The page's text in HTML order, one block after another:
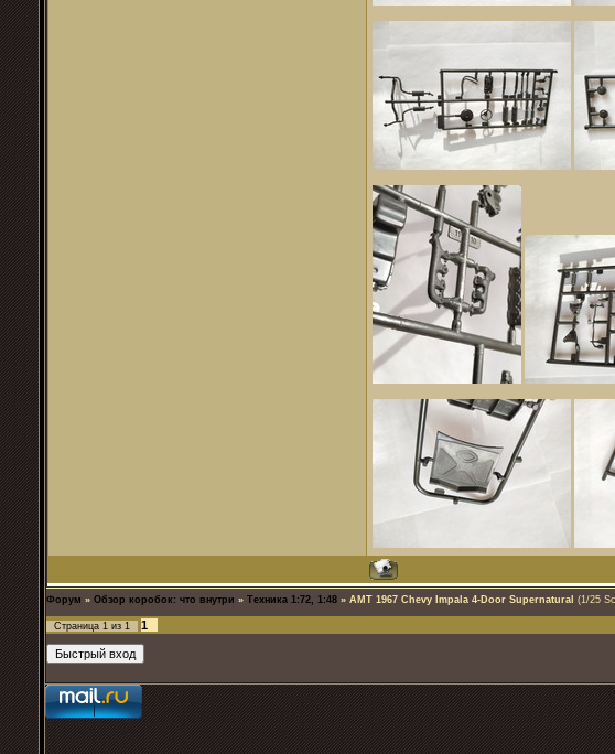
Форум » Обзор коробок: что внутри » Техника 1:72, 1:48 » AMT 1967 Chevy Impala 4-Door Supernatural (1/25
Страница 1 из 1 1